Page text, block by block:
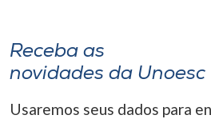
Receba as
novidades da Unoesc
Usaremos seus dados para